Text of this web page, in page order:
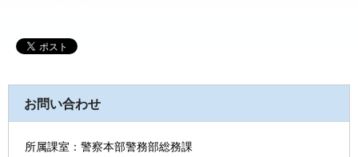
お問い合わせ
所属課室：警察本部警務部総務課